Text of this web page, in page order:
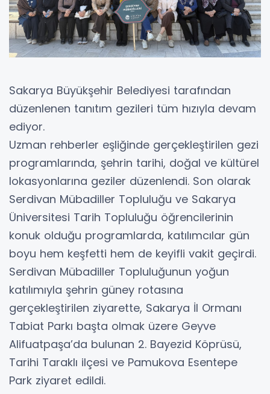
Sakarya Büyükşehir Belediyesi tarafından
düzenlenen tanıtım gezileri tüm hızıyla devam
ediyor.
Uzman rehberler eşliğinde gerçekleştirilen gezi
programlarında, şehrin tarihi, doğal ve kültürel
lokasyonlarına geziler düzenlendi. Son olarak
Serdivan Mübadiller Topluluğu ve Sakarya
Üniversitesi Tarih Topluluğu öğrencilerinin
konuk olduğu programlarda, katılımcılar gün
boyu hem keşfetti hem de keyifli vakit geçirdi.
Serdivan Mübadiller Topluluğunun yoğun
katılımıyla şehrin güney rotasına
gerçekleştirilen ziyarette, Sakarya İl Ormanı
Tabiat Parkı başta olmak üzere Geyve
Alifuatpaşa’da bulunan 2. Bayezid Köprüsü,
Tarihi Taraklı ilçesi ve Pamukova Esentepe
Park ziyaret edildi.